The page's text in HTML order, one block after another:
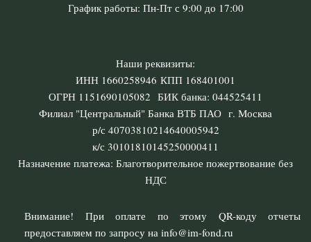
График работы: Пн-Пт с 9:00 до 17:00
Наши реквизиты:
ИНН 1660258946 КПП 168401001
ОГРН 1151690105082 БИК банка: 044525411
Филиал "Центральный" Банка ВТБ ПАО г. Москва
р/с 40703810214640005942
к/с 30101810145250000411
Назначение платежа: Благотворительное пожертвование без
НДС
Внимание! При оплате по этому QR-коду отчеты
предоставляем по запросу на info@im-fond.ru